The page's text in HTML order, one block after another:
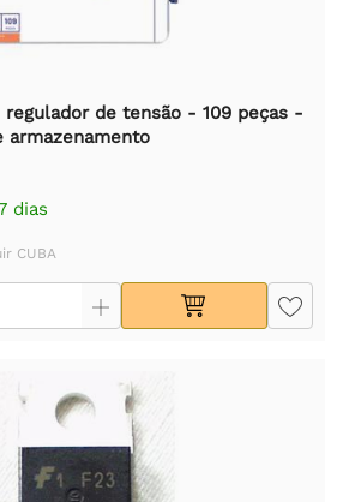
regulador de tensão - 109 peças -
armazenamento
dias
CUBA